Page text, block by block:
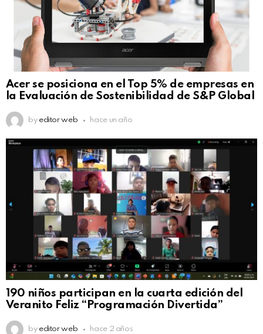
Acer se posiciona en el Top 5% de empresas en
la Evaluación de Sostenibilidad de S&P Global
by editor web hace un año
190 niños participan en la cuarta edición del
Veranito Feliz “Programación Divertida”
by editor web hace 2 años